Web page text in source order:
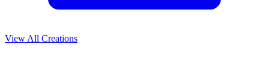
View All Creations